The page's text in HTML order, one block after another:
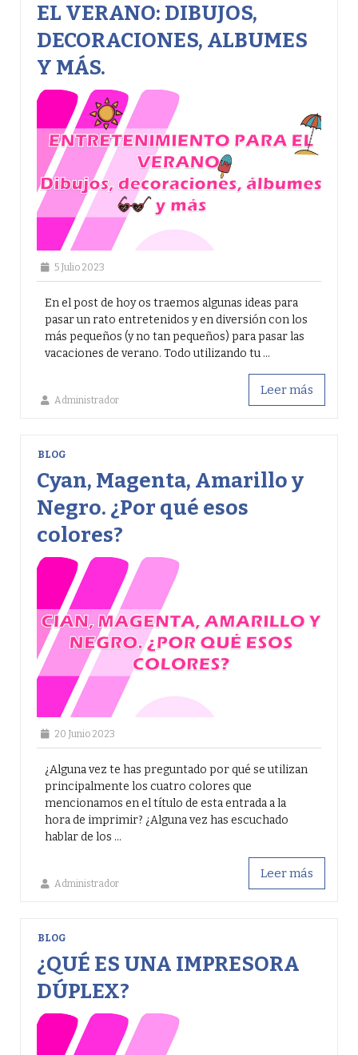
EL VERANO: DIBUJOS,
DECORACIONES, ALBUMES
Y MÁS.
Administrador
5 Julio 2023
En el post de hoy os traemos algunas ideas para
pasar un rato entretenidos y en diversión con los
más pequeños (y no tan pequeños) para pasar las
vacaciones de verano. Todo utilizando tu ...
Leer más
Cyan, Magenta, Amarillo y
Negro. ¿Por qué esos
colores?
BLOG
Administrador
20 Junio 2023
¿Alguna vez te has preguntado por qué se utilizan
principalmente los cuatro colores que
mencionamos en el título de esta entrada a la
hora de imprimir? ¿Alguna vez has escuchado
hablar de los ...
Leer más
¿QUÉ ES UNA IMPRESORA
DÚPLEX?
BLOG